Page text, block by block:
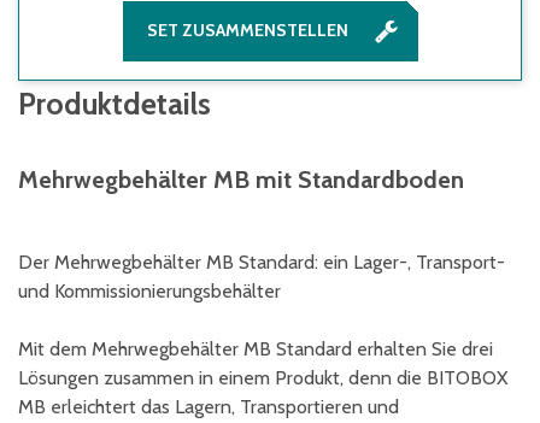
SET ZUSAMMENSTELLEN
Produktdetails
Mehrwegbehälter MB mit Standardboden
Der Mehrwegbehälter MB Standard: ein Lager-, Transport-
und Kommissionierungsbehälter
Mit dem Mehrwegbehälter MB Standard erhalten Sie drei
Lösungen zusammen in einem Produkt, denn die BITOBOX
MB erleichtert das Lagern, Transportieren und